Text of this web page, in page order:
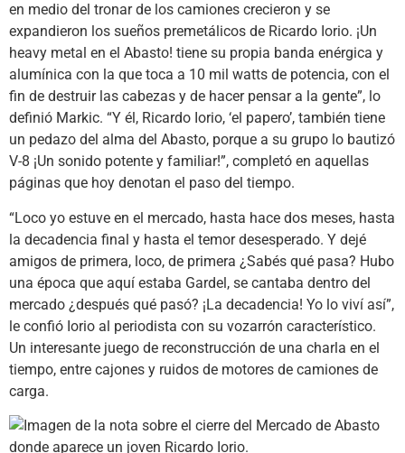
en medio del tronar de los camiones crecieron y se
expandieron los sueños premetálicos de Ricardo Iorio. ¡Un
heavy metal en el Abasto! tiene su propia banda enérgica y
alumínica con la que toca a 10 mil watts de potencia, con el
fin de destruir las cabezas y de hacer pensar a la gente”, lo
definió Markic. “Y él, Ricardo Iorio, ‘el papero’, también tiene
un pedazo del alma del Abasto, porque a su grupo lo bautizó
V-8 ¡Un sonido potente y familiar!”, completó en aquellas
páginas que hoy denotan el paso del tiempo.
“Loco yo estuve en el mercado, hasta hace dos meses, hasta
la decadencia final y hasta el temor desesperado. Y dejé
amigos de primera, loco, de primera ¿Sabés qué pasa? Hubo
una época que aquí estaba Gardel, se cantaba dentro del
mercado ¿después qué pasó? ¡La decadencia! Yo lo viví así”,
le confió Iorio al periodista con su vozarrón característico.
Un interesante juego de reconstrucción de una charla en el
tiempo, entre cajones y ruidos de motores de camiones de
carga.